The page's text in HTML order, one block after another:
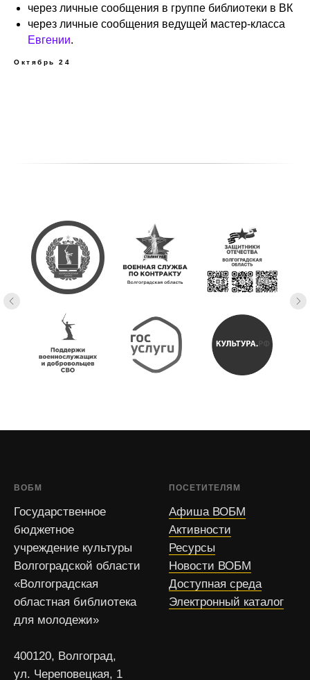
через личные сообщения в группе библиотеки в ВК
через личные сообщения ведущей мастер-класса
Евгении.
Октябрь 24
ВОБМ
Государственное
бюджетное
учреждение культуры
Волгоградской области
«Волгоградская
областная библиотека
для молодежи»
400120, Волгоград,
ул. Череповецкая, 1
ПОСЕТИТЕЛЯМ
Афиша ВОБМ
Активности
Ресурсы
Новости ВОБМ
Доступная среда
Электронный каталог